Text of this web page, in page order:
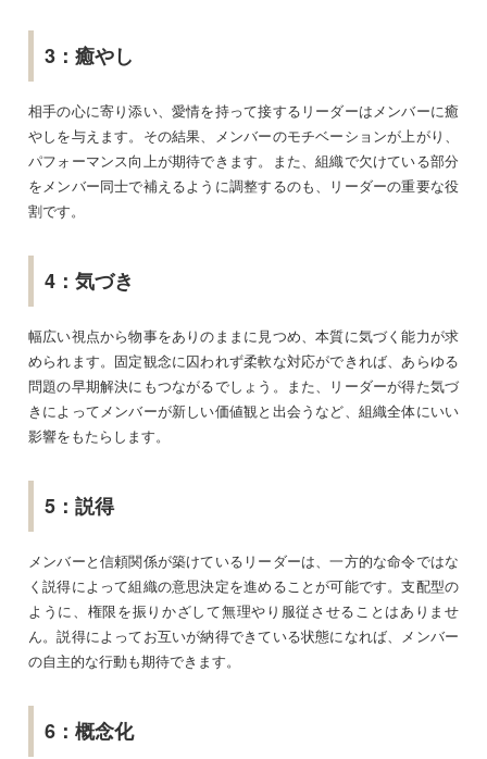
3：癒やし
相手の心に寄り添い、愛情を持って接するリーダーはメンバーに癒
やしを与えます。その結果、メンバーのモチベーションが上がり、
パフォーマンス向上が期待できます。また、組織で欠けている部分
をメンバー同士で補えるように調整するのも、リーダーの重要な役
割です。
4：気づき
幅広い視点から物事をありのままに見つめ、本質に気づく能力が求
められます。固定観念に囚われず柔軟な対応ができれば、あらゆる
問題の早期解決にもつながるでしょう。また、リーダーが得た気づ
きによってメンバーが新しい価値観と出会うなど、組織全体にいい
影響をもたらします。
5：説得
メンバーと信頼関係が築けているリーダーは、一方的な命令ではな
く説得によって組織の意思決定を進めることが可能です。支配型の
ように、権限を振りかざして無理やり服従させることはありませ
ん。説得によってお互いが納得できている状態になれば、メンバー
の自主的な行動も期待できます。
6：概念化